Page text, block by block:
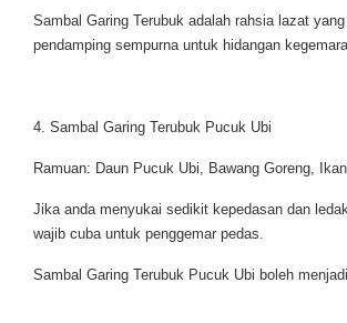
Sambal Garing Terubuk adalah rahsia lazat
pendamping sempurna untuk hidangan
4. Sambal Garing Terubuk Pucuk Ubi
Ramuan: Daun Pucuk Ubi, Bawang Goreng,
Jika anda menyukai sedikit kepedasan dan
wajib cuba untuk penggemar pedas.
Sambal Garing Terubuk Pucuk Ubi boleh